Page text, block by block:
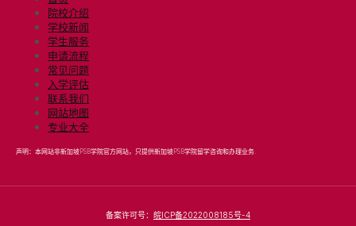
院校介绍
学校新闻
学生服务
申请流程
常见问题
入学评估
联系我们
网站地图
专业大全
声明：本网站非新加坡PSB学院官方网站，只提供新加坡PSB学院留学咨询和办理业务.
备案许可号： 皖ICP备2022008185号-4